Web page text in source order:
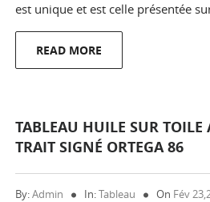
est unique et est celle présentée
READ MORE
TABLEAU HUILE SUR TOILE
TRAIT SIGNÉ ORTEGA 86
By:Admin In:Tableau On Fév